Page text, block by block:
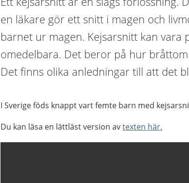
en läkare gör ett snitt i magen och
barnet ur magen. Kejsarsnitt kan vara
omedelbara. Det beror på hur
Det finns olika anledningar till att det
I Sverige föds knappt vart femte barn med
Du kan läsa en lättläst version avtexten här.